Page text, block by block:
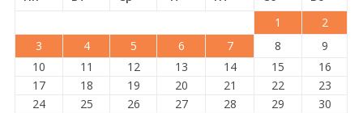
1
2
3
4 5 6 7 8
9
10
11 12 13 14 15
16
17
18 19 20 21 22
23
24
25 26 27 28 29
30